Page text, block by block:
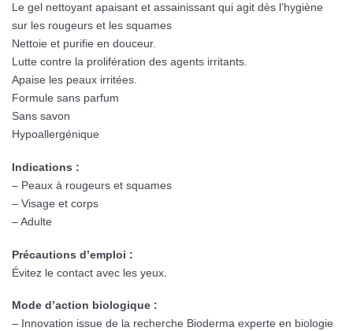
Le gel nettoyant apaisant et assainissant qui agit dès l’hygiène
sur les rougeurs et les squames
Nettoie et purifie en douceur.
Lutte contre la prolifération des agents irritants.
Apaise les peaux irritées.
Formule sans parfum
Sans savon
Hypoallergénique
Indications :
– Peaux à rougeurs et squames
– Visage et corps
– Adulte
Précautions d’emploi :
Évitez le contact avec les yeux.
Mode d’action biologique :
– Innovation issue de la recherche Bioderma experte en biologie